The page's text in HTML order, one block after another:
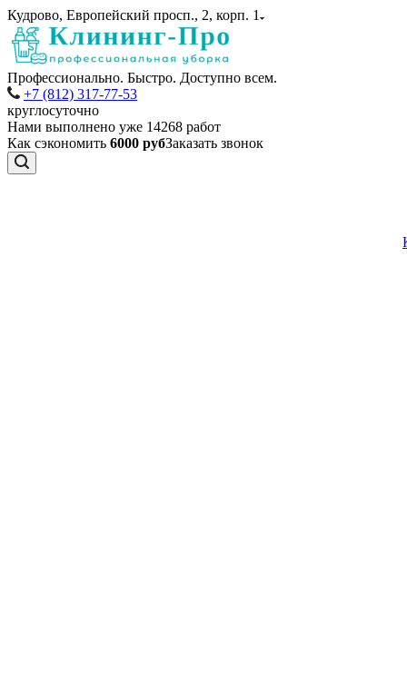
Кудрово, Европейский просп., 2, корп. 1
Профессионально. Быстро. Доступно всем.
+7 (812) 317-77-53
круглосуточно
Нами выполнено уже 14268 работ
Как сэкономить 6000 рубЗаказать звонок